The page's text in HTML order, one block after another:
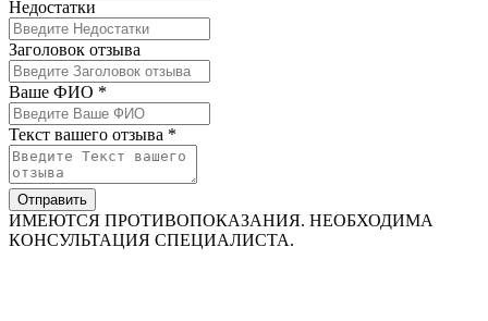
Недостатки
Заголовок отзыва
Ваше ФИО *
Текст вашего отзыва *
Отправить
ИМЕЮТСЯ ПРОТИВОПОКАЗАНИЯ. НЕОБХОДИМА
КОНСУЛЬТАЦИЯ СПЕЦИАЛИСТА.